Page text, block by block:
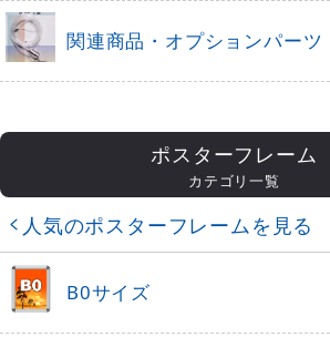
関連商品・オプションパーツ
ポスターフレーム
カテゴリ一覧
人気のポスターフレームを見る
B0サイズ